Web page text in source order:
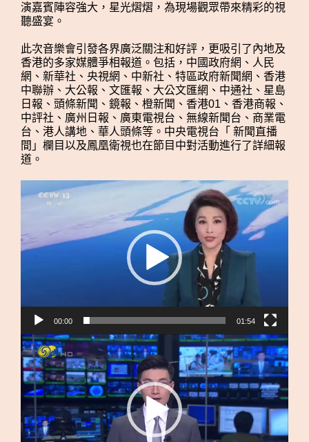
演嘉賓陣容強大，星光熠熠，為現場觀眾帶來精彩的視
聽盛宴。
此次音樂會引發各界廣泛關注和好評，更吸引了內地及
香港的多家媒體爭相報道。包括，中國政府網、人民
網、新華社、央視網、中新社、特區政府新聞網、香港
中聯辦、大公報、文匯報、大公文匯網、中通社、星島
日報、頭條新聞、鏡報、橙新聞、香港01、香港商報、
中評社、廣州日報、廣東電視台、無線新聞台、商業電
台、港人講地、華人頭條等。中央電視台「 新聞直播
間」欄目以及鳳凰衛視也在節目中對活動進行了詳細報
道。
訊
器
00:00 01:54
視
訊
播
放
器